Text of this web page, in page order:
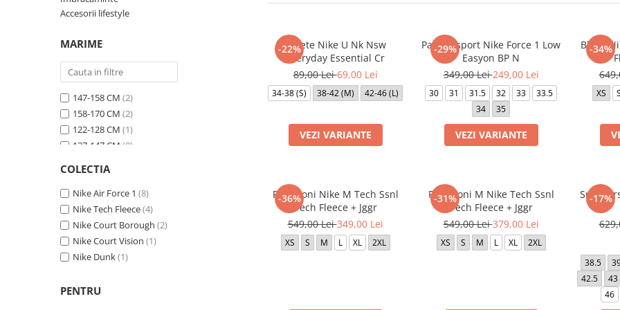
Bluze fotbal copii
Pantaloni lungi fotbal copii
Geci si veste fotbal copii
Imbracaminte fotbal femei
Tricouri fotbal femei
Sorturi fotbal femei
Pantaloni lungi fotbal femei
Echipament portar
Accesorii lifestyle
MARIME
147-158 CM (2)
158-170 CM (2)
122-128 CM (1)
137-147 CM (8)
34-38 (S) (2)
S (2)
M(1)
L (3)
XL(3)
2XL(1)
28(1)
COLECTIA
Nike Air Force 1 (8)
Nike Tech Fleece(4)
Nike Court Borough (2)
Nike Court Vision (1)
Nike Dunk(1)
PENTRU
-22%
Sosete Nike U Nk Nsw
Everyday Essential Cr
89,00 Lei69,00 Lei
34-38 (S) 38-42 (M) 42-46 (L)
VEZI VARIANTE
-29%
Pantofi sport Nike Force 1 Low
Easyon BP N
349,00 Lei249,00 Lei
30 31 31.5 32 33
33.5
34
35
VEZI VARIANTE
-34%
Bluza
XS
-36%
Pantaloni Nike M Tech Ssnl
Tech Fleece + Jggr
549,00 Lei349,00 Lei
XS S M L XL 2XL
-31%
Pantaloni M Nike Tech Ssnl
Tech Fleece + Jggr
549,00 Lei379,00 Lei
XS S M L XL 2XL
-17%
38.5
42.5
43
46